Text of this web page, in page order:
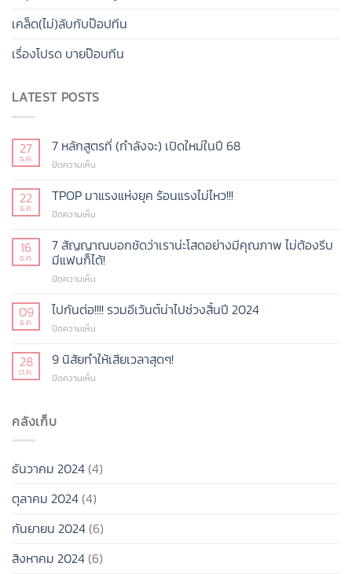
เคล็ด(ไม่)ลับกับป๊อปทีน
เรื่องโปรด บายป๊อบทีน
LATEST POSTS
27
ธ.ค.
7 หลักสูตรที่ (กำลังจะ) เปิดใหม่ในปี 68
ปิดความเห็น
หลักสูตร
ที่
เปิด
ใหม่
22
ธ.ค.
TPOP มาแรงแห่งยุค ร้อนแรงไม่ไหว!!!
ปิดความเห็น
มา
แรง
แห่ง
แรง
16
ธ.ค.
7 สัญญาณบอกชัดว่าเราน่ะโสดอย่างมีคุณภาพ ไม่ต้องรีบ
มีแฟนก็ได้!
ปิดความเห็น
สัญญาณ
บอก
เรา
รีบ
มี
ก็ได้!
09
ธ.ค.
ไปกันต่อ!!!! รวมอีเว้นต์น่าไปช่วงสิ้นปี 2024
ปิดความเห็น
กัน
ต่อ!!!!
สิ้น
2024
28
ต.ค.
9 นิสัยทำให้เสียเวลาสุดๆ!
ปิดความเห็น
คลังเก็บ
ธันวาคม 2024(4)
ตุลาคม 2024(4)
กันยายน 2024(6)
สิงหาคม 2024(6)